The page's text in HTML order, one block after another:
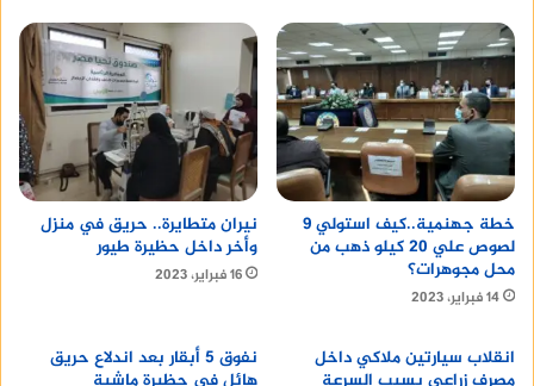
خطة جهنمية..كيف استولي 9
لصوص علي 20 كيلو ذهب من
محل مجوهرات؟
14 فبراير، 2023
نيران متطايرة.. حريق في منزل
وأخر داخل حظيرة طيور
16 فبراير، 2023
انقلاب سيارتين ملاكي داخل
نفوق 5 أبقار بعد اندلاع حريق